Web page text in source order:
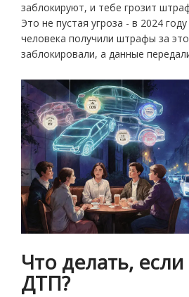
заблокируют, и тебе грозит
Это не пустая угроза - в 2024
человека получили штрафы за
заблокировали, а данные
Что делать,
ДТП?